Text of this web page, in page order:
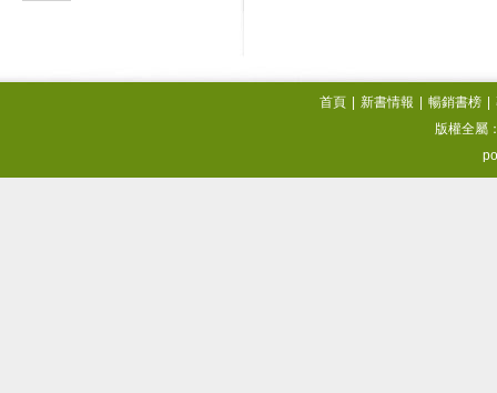
首頁 新書情報 暢銷書榜
版權全屬